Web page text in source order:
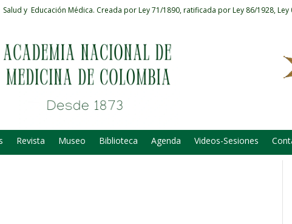
y Educación Médica. Creada por Ley 71/1890, ratificada por Ley 86/1928, Ley
Revista Museo Biblioteca Agenda Videos-Sesiones